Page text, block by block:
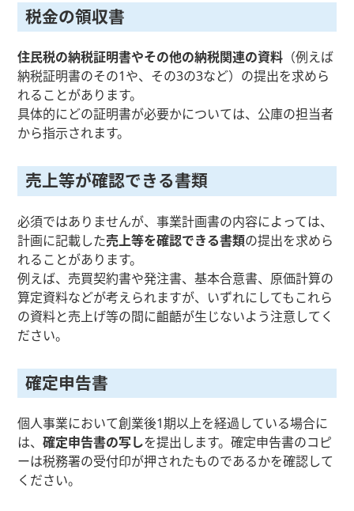
税金の領収書
住民税の納税証明書やその他の納税関連の資料 （例えば
納税証明書のその1や、その3の3など）の提出を求めら
れることがあります。
具体的にどの証明書が必要かについては、公庫の担当者
から指示されます。
売上等が確認できる書類
必須ではありませんが、事業計画書の内容によっては、
計画に記載した売上等を確認できる書類の提出を求めら
れることがあります。
例えば、売買契約書や発注書、基本合意書、原価計算の
算定資料などが考えられますが、いずれにしてもこれら
の資料と売上げ等の間に齟齬が生じないよう注意してく
ださい。
確定申告書
個人事業において創業後1期以上を経過している場合に
は、確定申告書の写しを提出します。確定申告書のコピ
ーは税務署の受付印が押されたものであるかを確認して
ください。